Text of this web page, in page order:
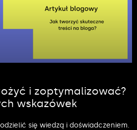
i zoptymalizować?
wskazówek
się wiedzą i doświadczeniem.